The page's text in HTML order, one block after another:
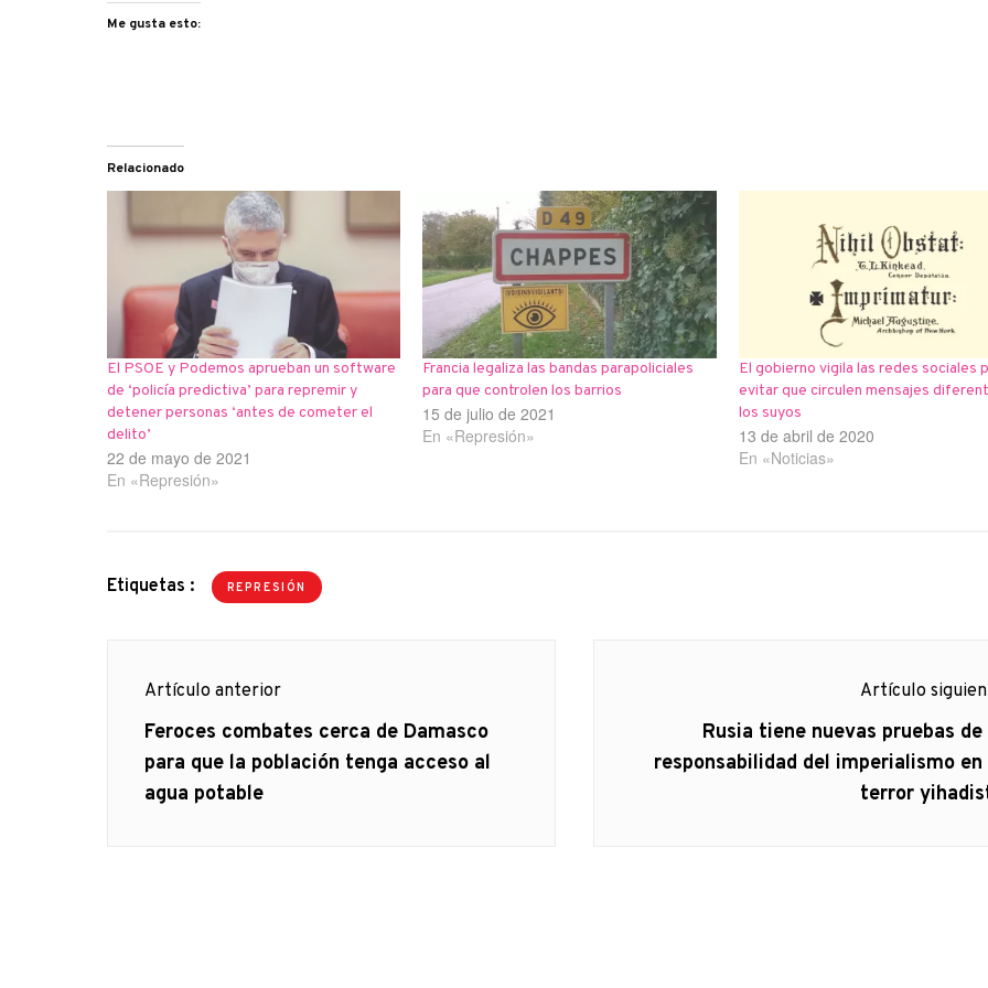
Me gusta esto:
Relacionado
El PSOE y Podemos aprueban un software
de ‘policía predictiva’ para repremir y
detener personas ‘antes de cometer el
delito’
22 de mayo de 2021
En «Represión»
Francia legaliza las bandas parapoliciales
para que controlen los barrios
15 de julio de 2021
En «Represión»
El gobierno vigila las redes sociales
evitar que circulen mensajes
los suyos
13 de abril de 2020
En «Noticias»
Etiquetas : REPRESIÓN
Navegación
de
entradas
Artículo anterior
Artículo
anterior
Feroces combates cerca de Damasco
para que la población tenga acceso al
agua potable
Artículo
Artículo
siguiente:
Rusia tiene nuevas pruebas de
responsabilidad del imperialismo en
terror